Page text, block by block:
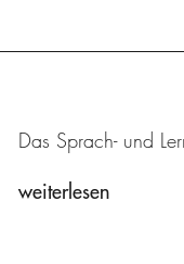
Das Sprach- und
weiterlesen